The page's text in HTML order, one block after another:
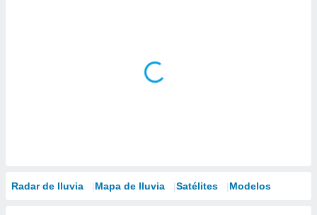
Radar de lluvia Mapa de lluvia Satélites Modelos